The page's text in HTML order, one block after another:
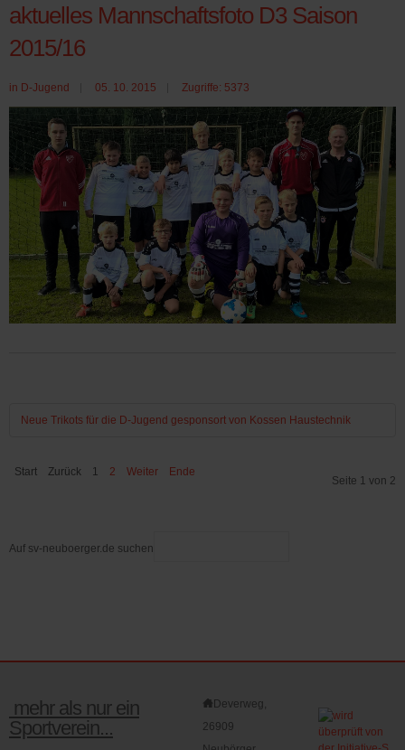
aktuelles Mannschaftsfoto D3 Saison
2015/16
in D-Jugend 05. 10. 2015 Zugriffe: 5373
Neue Trikots für die D-Jugend gesponsort von Kossen Haustechnik
Seite 1 von 2
Start Zurück 1 2 Weiter Ende
Auf sv-neuboerger.de suchen
mehr als nur ein
Sportverein...
Deverweg,
26909